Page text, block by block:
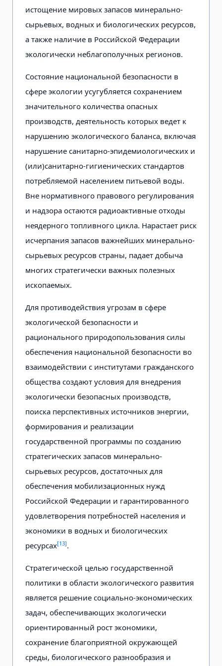
истощение мировых запасов минерально-
сырьевых, водных и биологических ресурсов,
а также наличие в Российской Федерации
экологически неблагополучных регионов.
Состояние национальной безопасности в
сфере экологии усугубляется сохранением
значительного количества опасных
производств, деятельность которых ведет к
нарушению экологического баланса, включая
нарушение санитарно-эпидемиологических и
(или)санитарно-гигиенических стандартов
потребляемой населением питьевой воды.
Вне нормативного правового регулирования
и надзора остаются радиоактивные отходы
неядерного топливного цикла. Нарастает риск
исчерпания запасов важнейших минерально-
сырьевых ресурсов страны, падает добыча
многих стратегически важных полезных
ископаемых.
Для противодействия угрозам в сфере
экологической безопасности и
рационального природопользования силы
обеспечения национальной безопасности во
взаимодействии с институтами гражданского
общества создают условия для внедрения
экологически безопасных производств,
поиска перспективных источников энергии,
формирования и реализации
государственной программы по созданию
стратегических запасов минерально-
сырьевых ресурсов, достаточных для
обеспечения мобилизационных нужд
Российской Федерации и гарантированного
удовлетворения потребностей населения и
экономики в водных и биологических
ресурсах[13].
Стратегической целью государственной
политики в области экологического развития
является решение социально-экономических
задач, обеспечивающих экологически
ориентированный рост экономики,
сохранение благоприятной окружающей
среды, биологического разнообразия и